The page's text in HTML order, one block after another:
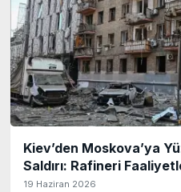
Kiev’den Moskova’ya
Saldırı: Rafineri
19 Haziran 2026